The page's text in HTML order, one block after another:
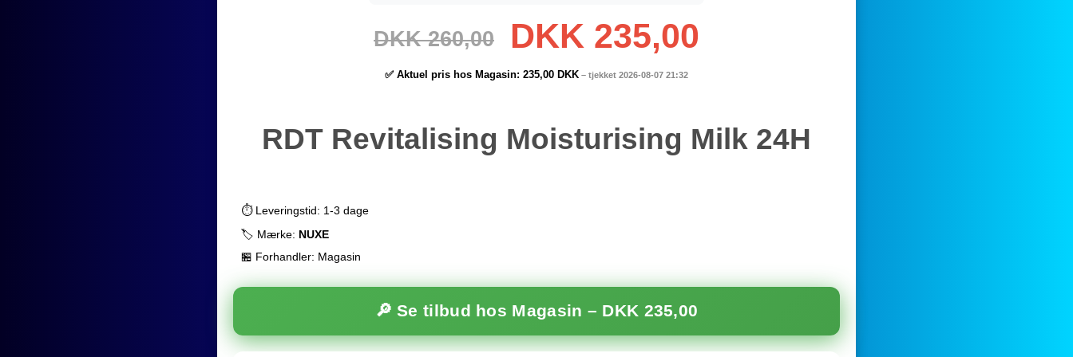
DKK 260,00 DKK 235,00
✅ Aktuel pris hos Magasin: 235,00 DKK – tjekket 2026-08-07 21:32
RDT Revitalising Moisturising Milk 24H
⏱️ Leveringstid: 1-3 dage
🏷️ Mærke: NUXE
🏪 Forhandler: Magasin
🔎 Se tilbud hos Magasin – DKK 235,00